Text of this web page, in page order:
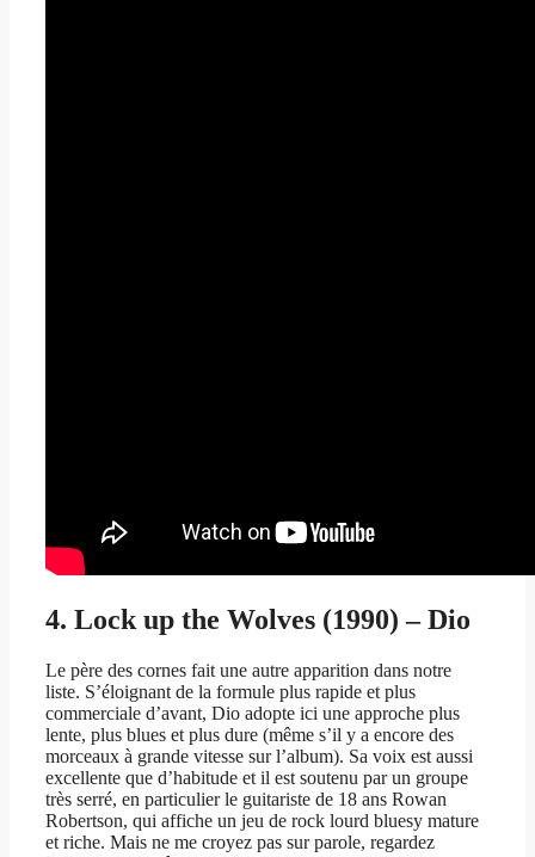
4. Lock up the Wolves (1990) – Dio
Le père des cornes fait une autre apparition dans notre
liste. S’éloignant de la formule plus rapide et plus
commerciale d’avant, Dio adopte ici une approche plus
lente, plus blues et plus dure (même s’il y a encore des
morceaux à grande vitesse sur l’album). Sa voix est aussi
excellente que d’habitude et il est soutenu par un groupe
très serré, en particulier le guitariste de 18 ans Rowan
Robertson, qui affiche un jeu de rock lourd bluesy mature
et riche. Mais ne me croyez pas sur parole, regardez